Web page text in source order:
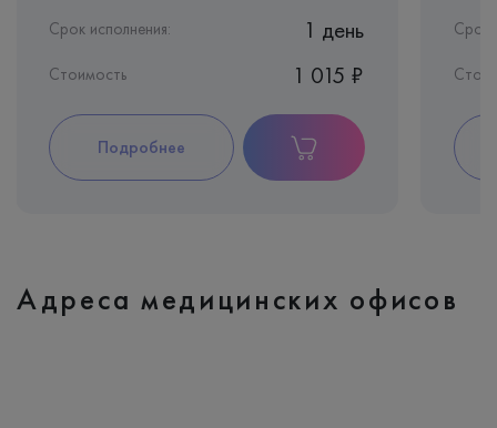
Срок исполнения: 1 день
Стоимость 1 015 ₽
Подробнее
Срок
Адреса медицинских офисов